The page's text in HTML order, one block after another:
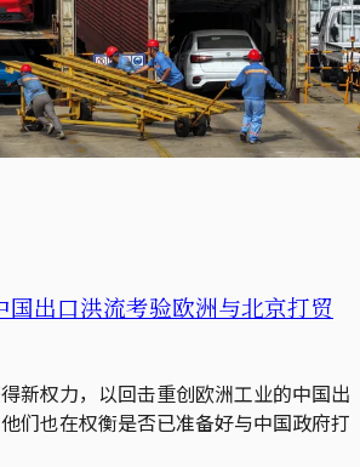
国出口洪流考验欧洲与北京打贸
新权力，以回击重创欧洲工业的中国出
们也在权衡是否已准备好与中国政府打